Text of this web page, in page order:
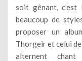
soit gênant,
beaucoup de
proposer un
Thorgeir et celui
alternent chant